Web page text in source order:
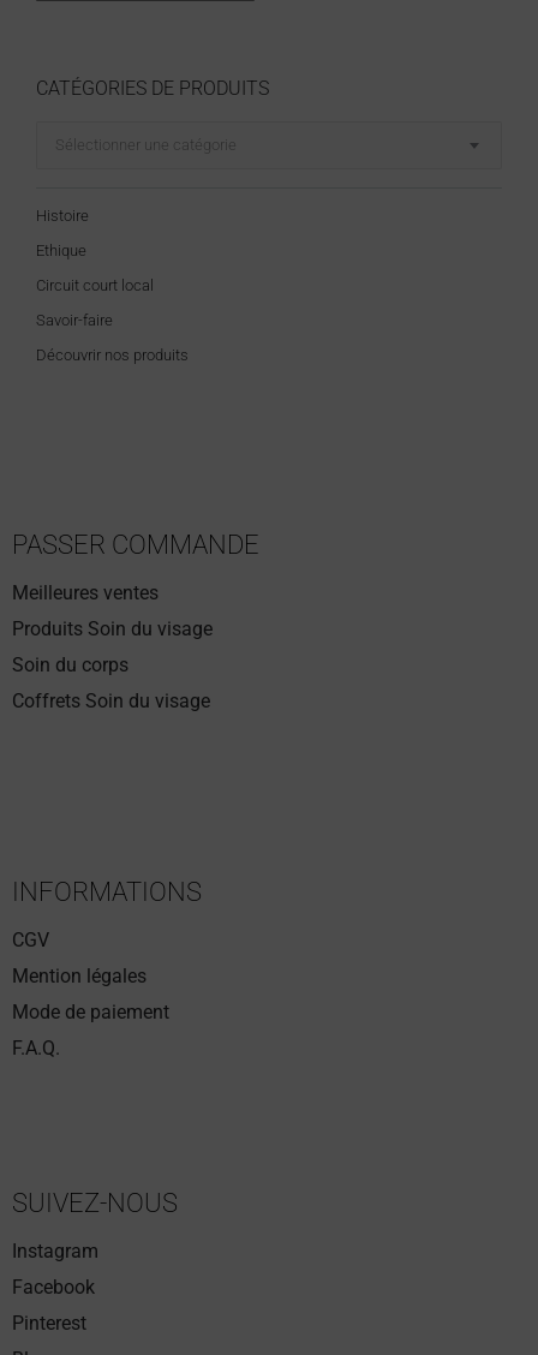
CATÉGORIES DE PRODUITS
Sélectionner une catégorie
Histoire
Ethique
Circuit court local
Savoir-faire
Découvrir nos produits
PASSER COMMANDE
Meilleures ventes
Produits Soin du visage
Soin du corps
Coffrets Soin du visage
INFORMATIONS
CGV
Mention légales
Mode de paiement
F.A.Q.
SUIVEZ-NOUS
Instagram
Facebook
Pinterest